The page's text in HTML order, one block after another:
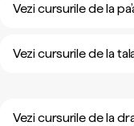
Vezi cursurile de la
Vezi cursurile de la
Vezi cursurile de la